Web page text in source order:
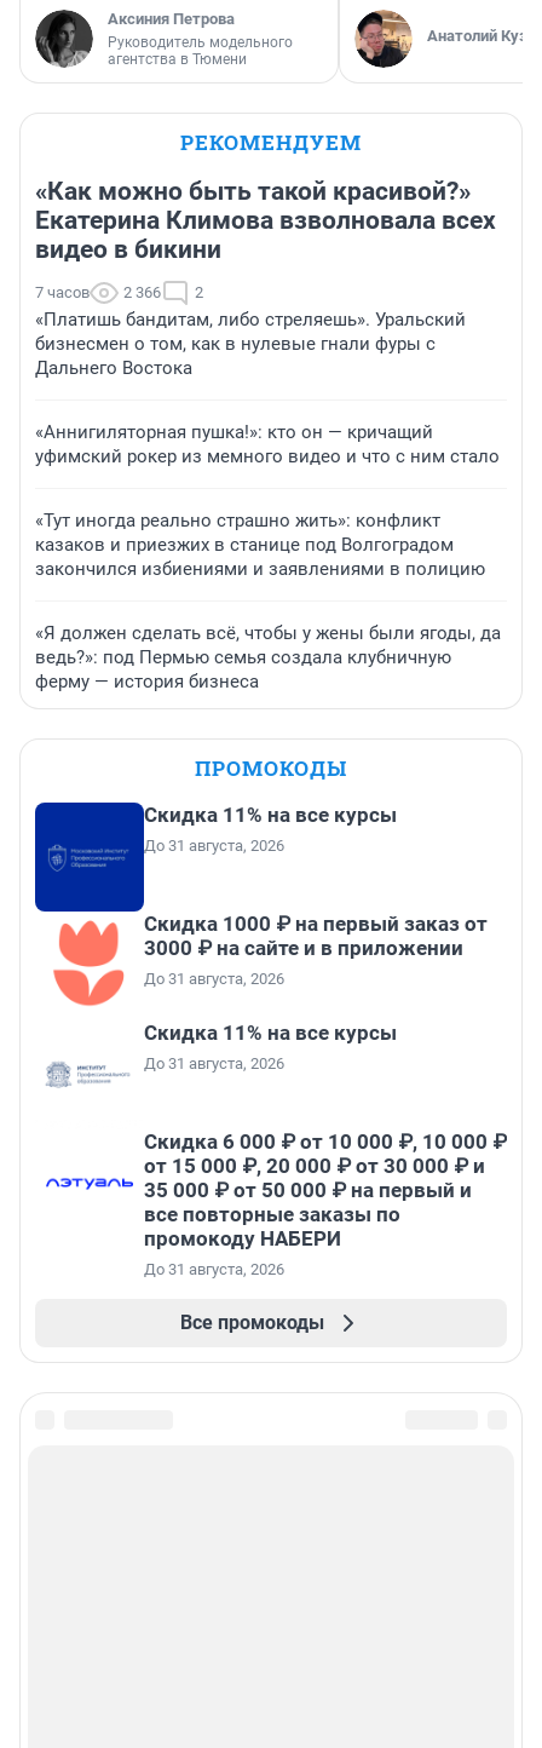
Аксиния Петрова
Руководитель модельного
агентства в Тюмени
Анатолий
РЕКОМЕНДУЕМ
«Как можно быть такой красивой?»
Екатерина Климова взволновала всех
видео в бикини
7 часов 2 366 2
«Платишь бандитам, либо стреляешь». Уральский
бизнесмен о том, как в нулевые гнали фуры с
Дальнего Востока
«Аннигиляторная пушка!»: кто он — кричащий
уфимский рокер из мемного видео и что с ним стало
«Тут иногда реально страшно жить»: конфликт
казаков и приезжих в станице под Волгоградом
закончился избиениями и заявлениями в полицию
«Я должен сделать всё, чтобы у жены были ягоды, да
ведь?»: под Пермью семья создала клубничную
ферму — история бизнеса
ПРОМОКОДЫ
Скидка 11% на все курсы
До 31 августа, 2026
Скидка 1000 ₽ на первый заказ от
3000 ₽ на сайте и в приложении
До 31 августа, 2026
Скидка 11% на все курсы
До 31 августа, 2026
Скидка 6 000 ₽ от 10 000 ₽, 10 000 ₽
от 15 000 ₽, 20 000 ₽ от 30 000 ₽ и
35 000 ₽ от 50 000 ₽ на первый и
все повторные заказы по
промокоду НАБЕРИ
До 31 августа, 2026
Все промокоды